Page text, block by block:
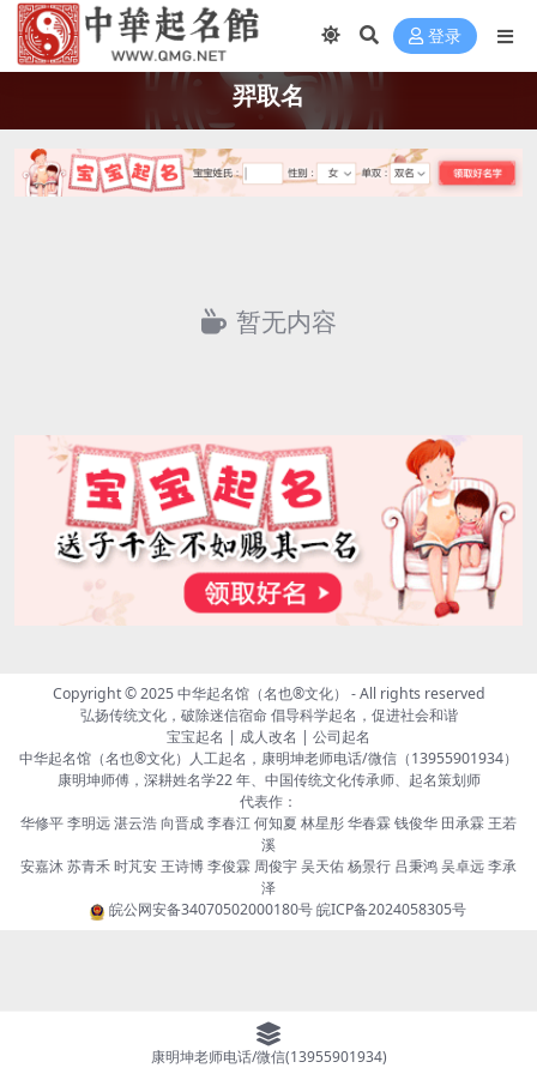
登录
羿取名
暂无内容
Copyright © 2025中华起名馆（名也®文化） - All rights reserved
弘扬传统文化，破除迷信宿命 倡导科学起名，促进社会和谐
宝宝起名 | 成人改名 | 公司起名
中华起名馆（名也®文化）人工起名，康明坤老师电话/微信（13955901934）
康明坤师傅，深耕姓名学22 年、中国传统文化传承师、起名策划师
代表作：
华修平 李明远 湛云浩 向晋成 李春江 何知夏 林星彤 华春霖 钱俊华 田承霖 王若
溪
安嘉沐 苏青禾 时芃安 王诗博 李俊霖 周俊宇 吴天佑 杨景行 吕秉鸿 吴卓远 李承
泽
皖公网安备34070502000180号皖ICP备2024058305号
康明坤老师电话/微信(13955901934)